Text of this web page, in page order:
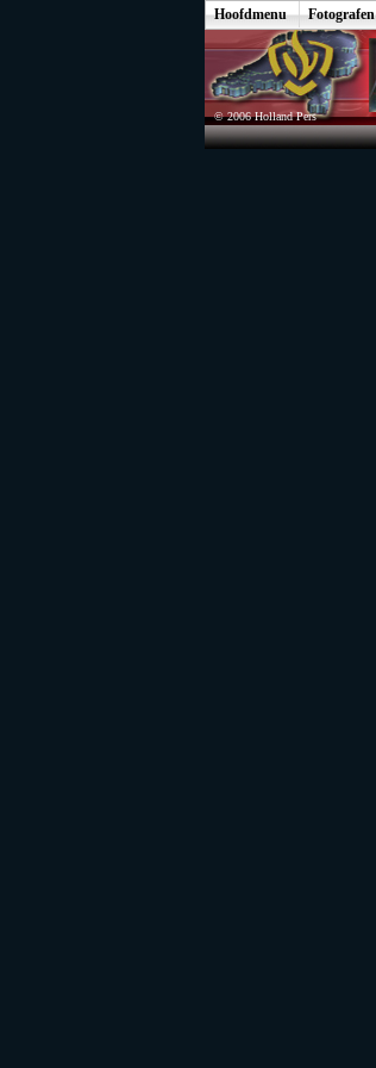
Hoofdmenu Fotografen
© 2006 Holland Pers